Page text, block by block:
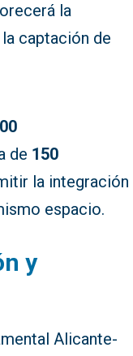
la
captación de
de 150
la integración
espacio.
y
Alicante-